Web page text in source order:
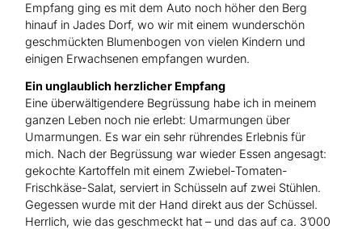
Empfang ging es mit dem Auto noch höher den Berg
hinauf in Jades Dorf, wo wir mit einem wunderschön
geschmückten Blumenbogen von vielen Kindern und
einigen Erwachsenen empfangen wurden.
Ein unglaublich herzlicher Empfang
Eine überwältigendere Begrüssung habe ich in meinem
ganzen Leben noch nie erlebt: Umarmungen über
Umarmungen. Es war ein sehr rührendes Erlebnis für
mich. Nach der Begrüssung war wieder Essen angesagt:
gekochte Kartoffeln mit einem Zwiebel-Tomaten-
Frischkäse-Salat, serviert in Schüsseln auf zwei Stühlen.
Gegessen wurde mit der Hand direkt aus der Schüssel.
Herrlich, wie das geschmeckt hat – und das auf ca. 3’000